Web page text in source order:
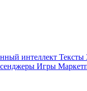
интеллект Тексты
Игры